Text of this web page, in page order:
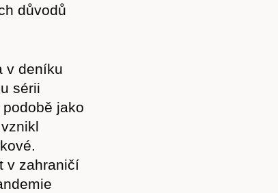
důvodů
v deníku
sérii
jako
v zahraničí